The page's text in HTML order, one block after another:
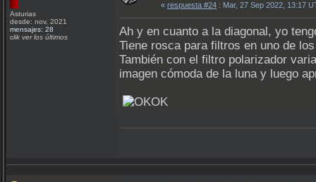
Asturias
desde: nov, 2021
mensajes: 28
clik ver los últimos
« respuesta #24 : Mar, 27 Sep 2022, 13:17
Ah y en cuanto a la diagonal, yo
Tiene rosca para filtros en uno de
También con el filtro polarizador
imagen cómoda de la luna y luego